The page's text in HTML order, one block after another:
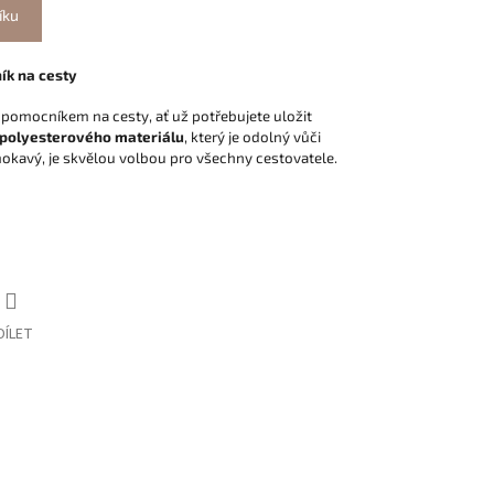
na cesty
na cesty, ať už potřebujete uložit
polyesterového materiálu, který je odolný vůči
je skvělou volbou pro všechny cestovatele.